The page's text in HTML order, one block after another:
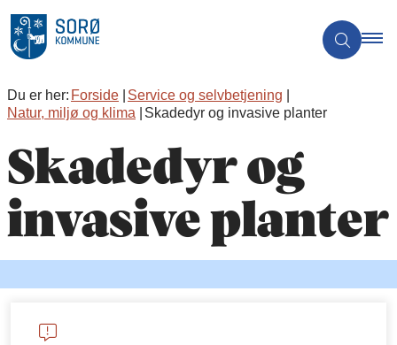
Du er her: Forside
Service og selvbetjening
Natur, miljø og klima
Skadedyr og invasive planter
Skadedyr og
invasive planter